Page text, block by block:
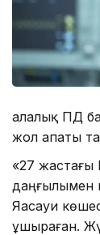
Қалалық ПД
жол апаты
«27 жастағы
даңғылымен
Яасауи
ұшыраған.